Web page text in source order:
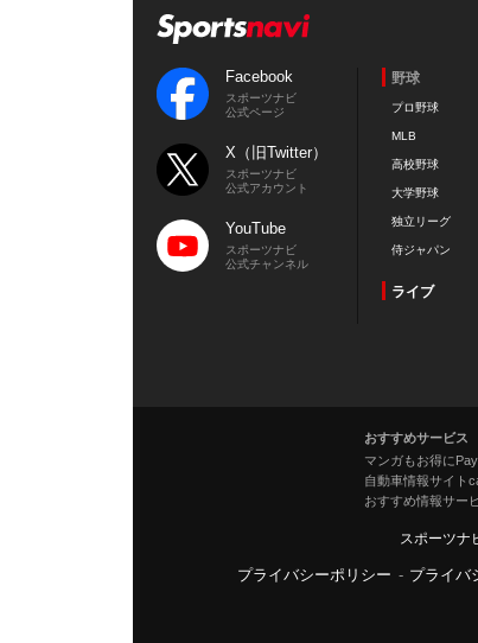
Facebook
スポーツナビ
公式ページ
X（旧Twitter）
スポーツナビ
公式アカウント
YouTube
スポーツナビ
公式チャンネル
野球
プロ野球
MLB
高校野球
大学野球
独立リーグ
侍ジャパン
ライブ
おすすめサービス
マンガもお得に
自動車情報サイト
おすすめ情報サー
スポーツナ
プライバシーポリシー - プライバ